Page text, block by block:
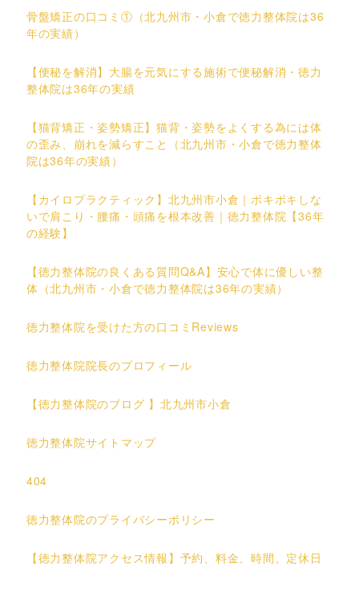
骨盤矯正の口コミ①（北九州市・小倉で徳力整体院は36
年の実績）
【便秘を解消】大腸を元気にする施術で便秘解消・徳力
整体院は36年の実績
【猫背矯正・姿勢矯正】猫背・姿勢をよくする為には体
の歪み、崩れを減らすこと（北九州市・小倉で徳力整体
院は36年の実績）
【カイロプラクティック】北九州市小倉｜ボキボキしな
いで肩こり・腰痛・頭痛を根本改善｜徳力整体院【36年
の経験】
【徳力整体院の良くある質問Q&A】安心で体に優しい整
体（北九州市・小倉で徳力整体院は36年の実績）
徳力整体院を受けた方の口コミReviews
徳力整体院院長のプロフィール
【徳力整体院のブログ 】北九州市小倉
徳力整体院サイトマップ
404
徳力整体院のプライバシーポリシー
【徳力整体院アクセス情報】予約、料金、時間、定休日